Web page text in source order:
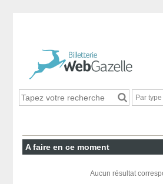
Par
A faire en ce moment
Aucun résultat